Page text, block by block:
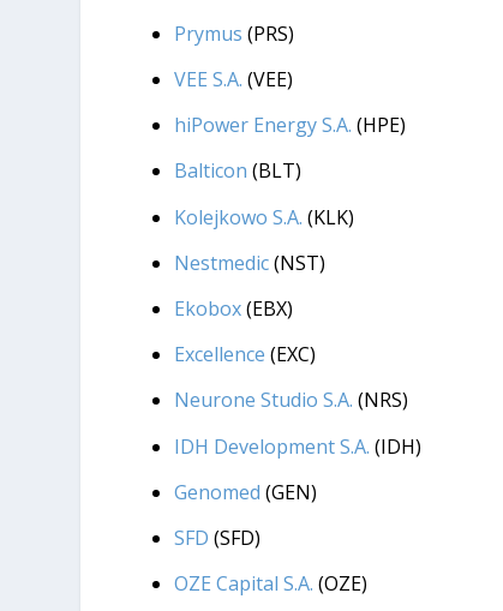
Prymus (PRS)
VEE S.A. (VEE)
hiPower Energy S.A. (HPE)
Balticon (BLT)
Kolejkowo S.A. (KLK)
Nestmedic(NST)
Ekobox(EBX)
Excellence (EXC)
Neurone Studio S.A. (NRS)
IDH Development S.A. (IDH)
Genomed (GEN)
SFD (SFD)
OZE Capital S.A. (OZE)